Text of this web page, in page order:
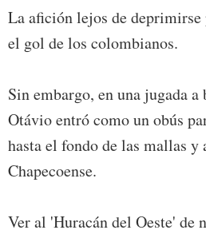
La afición lejos de
el gol de los colombianos.
Sin embargo, en una jugada
Otávio entró como un obús
hasta el fondo de las mallas y
Chapecoense.
Ver al 'Huracán del Oeste' de